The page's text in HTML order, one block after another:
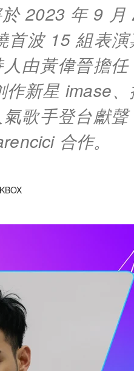
2023 年 9
波 15 組表演
由黃偉晉擔
新星 imase
歌手登台獻
合作。